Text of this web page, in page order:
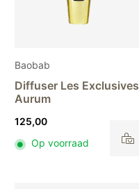
Baobab
Diffuser Les Exclusives
Aurum
125,00
Op voorraad